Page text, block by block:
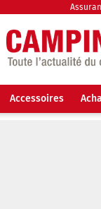
Accessoires